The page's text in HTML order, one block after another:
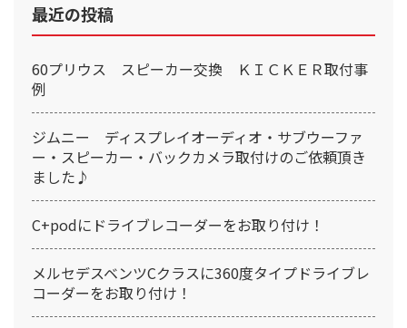
最近の投稿
60プリウス スピーカー交換 ＫＩＣＫＥＲ取付事
例
ジムニー ディスプレイオーディオ・サブウーファ
ー・スピーカー・バックカメラ取付けのご依頼頂き
ました♪
C+podにドライブレコーダーをお取り付け！
メルセデスベンツCクラスに360度タイプドライブレ
コーダーをお取り付け！